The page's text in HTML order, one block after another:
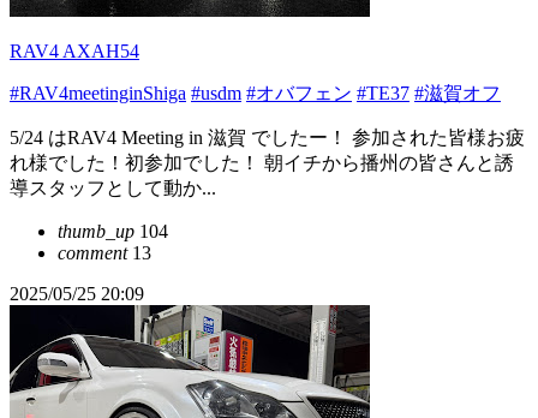
RAV4 AXAH54
#RAV4meetinginShiga #usdm #オバフェン #TE37 #滋賀オフ
5/24 はRAV4 Meeting in 滋賀 でしたー！ 参加された皆様お疲
れ様でした！初参加でした！ 朝イチから播州の皆さんと誘
導スタッフとして動か...
thumb_up 104
comment13
2025/05/25 20:09